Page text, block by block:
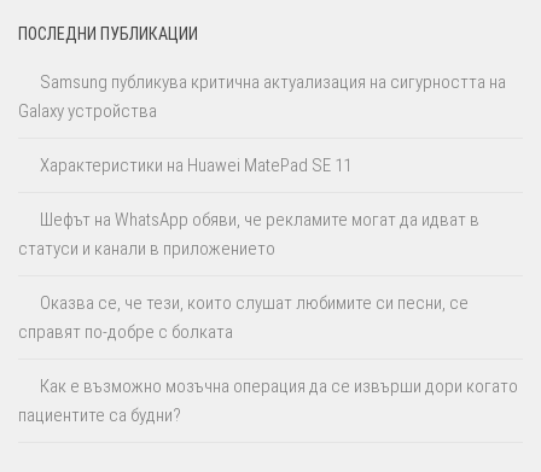
ПОСЛЕДНИ ПУБЛИКАЦИИ
Samsung публикува критична актуализация на сигурността на
Galaxy устройства
Характеристики на Huawei MatePad SE 11
Шефът на WhatsApp обяви, че рекламите могат да идват в
статуси и канали в приложението
Оказва се, че тези, които слушат любимите си песни, се
справят по-добре с болката
Как е възможно мозъчна операция да се извърши дори когато
пациентите са будни?